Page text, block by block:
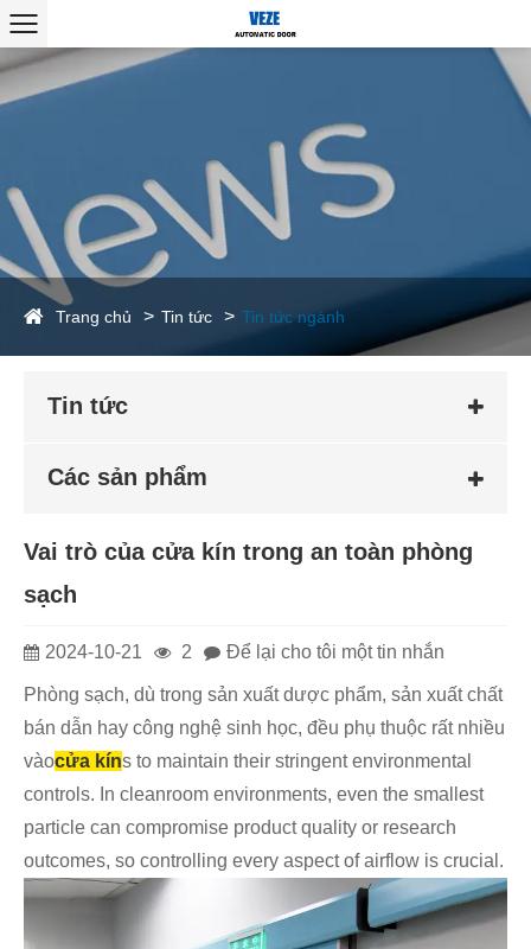
Trang chủ Tin tức Tin tức ngành
Tin tức
Các sản phẩm
Vai trò của cửa kín trong an toàn phòng
sạch
2024-10-21 2 Để lại cho tôi một tin nhắn
Phòng sạch, dù trong sản xuất dược phẩm, sản xuất chất
bán dẫn hay công nghệ sinh học, đều phụ thuộc rất nhiều
vàocửa kíns to maintain their stringent environmental
controls. In cleanroom environments, even the smallest
particle can compromise product quality or research
outcomes, so controlling every aspect of airflow is crucial.